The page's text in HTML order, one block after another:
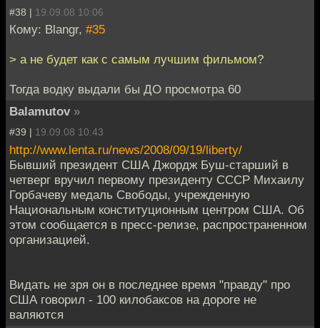
#38 | 19.09.08 10:06
Кому: Blangr, #35
> а не будет как с самым лучшим фильмом?
Тогда водку выдали бы ДО просмотра 60
Balamutov »
#39 | 19.09.08 10:43
http://www.lenta.ru/news/2008/09/19/liberty/
Бывший президент США Джордж Буш-старший в
четверг вручил первому президенту СССР Михаилу
Горбачеву медаль Свободы, учрежденную
Национальным конституционным центром США. Об
этом сообщается в пресс-релизе, распространенном
организацией.
Видать не зря он в последнее время "правду" про
США говорил - 100 килобаксов на дороге не
валяются